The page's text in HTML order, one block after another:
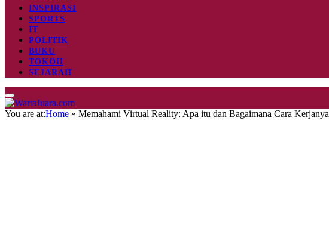
INSPIRASI
SPORTS
IT
POLITIK
BUKU
TOKOH
SEJARAH
You are at:Home » Memahami Virtual Reality: Apa itu dan Bagaimana Cara Kerjanya